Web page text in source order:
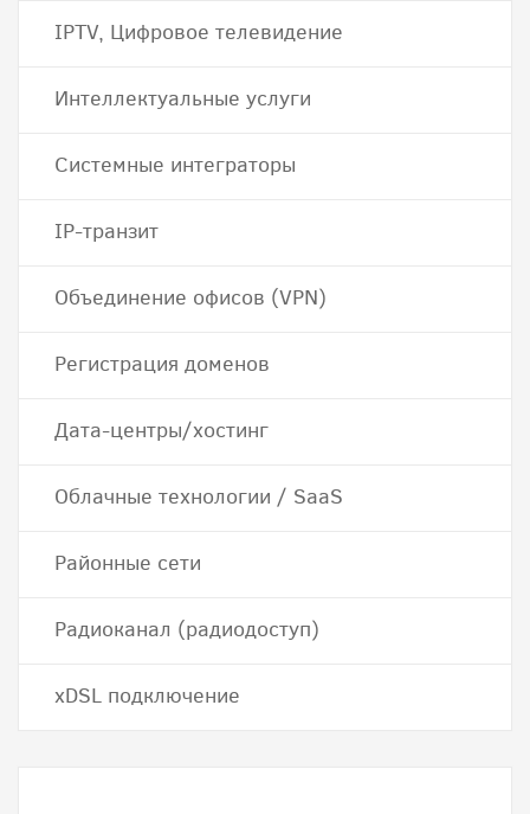
IPTV, Цифровое телевидение
Интеллектуальные услуги
Системные интеграторы
IP-транзит
Объединение офисов (VPN)
Регистрация доменов
Дата-центры/хостинг
Облачные технологии / SaaS
Районные сети
Радиоканал (радиодоступ)
хDSL подключение